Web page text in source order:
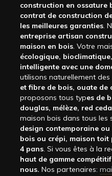
construction en ossature
contrat de construction
les meilleures garanties.
entreprise artisan
maison en bois. Votre
écologique,
intelligente avec une
utilisons naturellement des
et fibre de bois, ouate de
proposons tous types de
douglas, mélèze, red
maison bois dans tous les
design contemporaine
bois ou crépi, maison
4 pans. Si vous êtes à la
haut de gamme
nous. Nos partenaires: